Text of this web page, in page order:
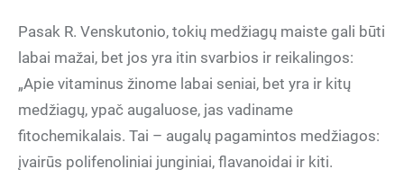
Pasak R. Venskutonio, tokių medžiagų maiste gali būti
labai mažai, bet jos yra itin svarbios ir reikalingos:
„Apie vitaminus žinome labai seniai, bet yra ir kitų
medžiagų, ypač augaluose, jas vadiname
fitochemikalais. Tai – augalų pagamintos medžiagos:
įvairūs polifenoliniai junginiai, flavanoidai ir kiti.